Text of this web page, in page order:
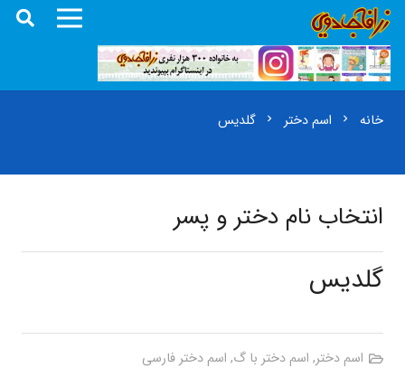
خانه chevron_right اسم دختر chevron_right گلدیس
انتخاب نام دختر و پسر
گلدیس
اسم دختر, اسم دختر با گ, اسم دختر فارسی